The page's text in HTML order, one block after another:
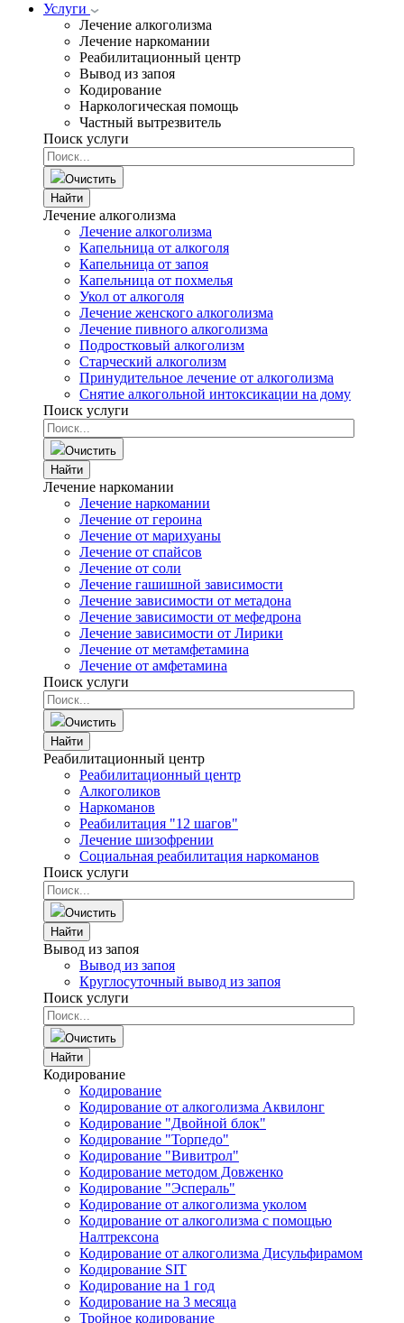
Услуги
Лечение алкоголизма
Лечение наркомании
Реабилитационный центр
Вывод из запоя
Кодирование
Наркологическая помощь
Частный вытрезвитель
Поиск услуги
Очистить
Найти
Лечение алкоголизма
Лечение алкоголизма
Капельница от алкоголя
Капельница от запоя
Капельница от похмелья
Укол от алкоголя
Лечение женского алкоголизма
Лечение пивного алкоголизма
Подростковый алкоголизм
Старческий алкоголизм
Принудительное лечение от алкоголизма
Снятие алкогольной интоксикации на дому
Поиск услуги
Очистить
Найти
Лечение наркомании
Лечение наркомании
Лечение от героина
Лечение от марихуаны
Лечение от спайсов
Лечение от соли
Лечение гашишной зависимости
Лечение зависимости от метадона
Лечение зависимости от мефедрона
Лечение зависимости от Лирики
Лечение от метамфетамина
Лечение от амфетамина
Поиск услуги
Очистить
Найти
Реабилитационный центр
Реабилитационный центр
Алкоголиков
Наркоманов
Реабилитация "12 шагов"
Лечение шизофрении
Социальная реабилитация наркоманов
Поиск услуги
Очистить
Найти
Вывод из запоя
Вывод из запоя
Круглосуточный вывод из запоя
Поиск услуги
Очистить
Найти
Кодирование
Кодирование
Кодирование от алкоголизма Аквилонг
Кодирование "Двойной блок"
Кодирование "Торпедо"
Кодирование "Вивитрол"
Кодирование методом Довженко
Кодирование "Эспераль"
Кодирование от алкоголизма уколом
Кодирование от алкоголизма с помощью
Налтрексона
Кодирование от алкоголизма Дисульфирамом
Кодирование SIT
Кодирование на 1 год
Кодирование на 3 месяца
Тройное кодирование